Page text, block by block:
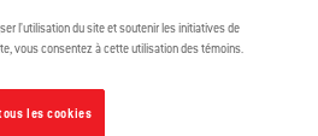
l’utilisation du site et soutenir les initiatives de
vous consentez à cette utilisation des témoins.
les cookies